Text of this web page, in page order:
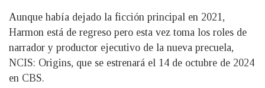
Aunque había dejado la ficción principal en 2021,
Harmon está de regreso pero esta vez toma los roles de
narrador y productor ejecutivo de la nueva precuela,
NCIS: Origins, que se estrenará el 14 de octubre de 2024
en CBS.